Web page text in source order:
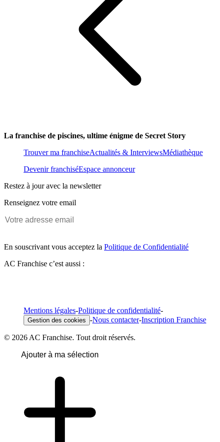
La franchise de piscines, ultime énigme de Secret Story
Trouver ma franchiseActualités & InterviewsMédiathèque
Devenir franchiséEspace annonceur
Restez à jour avec la newsletter
Renseignez votre email
En souscrivant vous acceptez la Politique de Confidentialité
AC Franchise c’est aussi :
Mentions légales-Politique de confidentialité-
Gestion des cookies -Nous contacter-Inscription Franchise
© 2026 AC Franchise. Tout droit réservés.
Ajouter à ma sélection